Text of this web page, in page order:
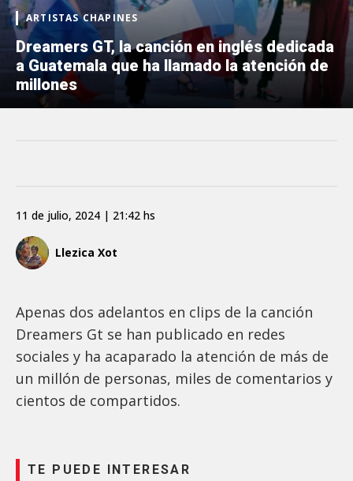
ARTISTAS CHAPINES
Dreamers GT, la canción en inglés dedicada
a Guatemala que ha llamado la atención de
millones
Llezica Xot
11 de julio, 2024 | 21:42 hs
Apenas dos adelantos en clips de la canción
Dreamers Gt se han publicado en redes
sociales y ha acaparado la atención de más de
un millón de personas, miles de comentarios y
cientos de compartidos.
TE PUEDE INTERESAR